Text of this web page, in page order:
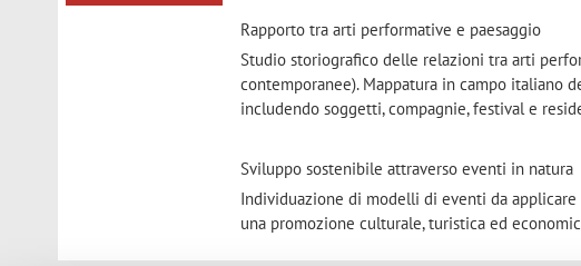
Rapporto tra arti performative e paesaggio
Studio storiografico delle relazioni tra arti
contemporanee). Mappatura in campo italiano
includendo soggetti, compagnie, festival e
Sviluppo sostenibile attraverso eventi in natura
Individuazione di modelli di eventi da
una promozione culturale, turistica ed